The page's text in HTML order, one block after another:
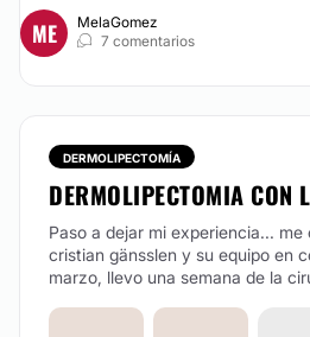
sea aumentando el volúmen con
levantando con Hilos Tensores
MASTOPEXIA
La MASTOPEXIA es un
levantar la mama a su ubicación
MAMOPLASTÍAS al conjunto de
ME
MelaGomez
7 comentarios
DERMOLIPECTOMÍA
DERMOLIPECTOMIA CON
Paso a dejar mi experiencia...
cristian gänsslen y su equipo en
marzo, llevo una semana de la